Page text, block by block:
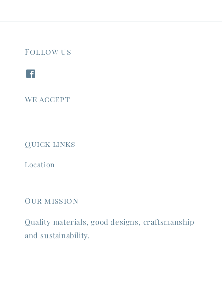
Follow us
We accept
Quick links
Location
Our mission
Quality materials, good designs, craftsmanship
and sustainability.